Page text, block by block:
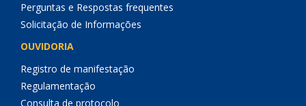
Perguntas e Respostas frequentes
Solicitação de Informações
OUVIDORIA
Registro de manifestação
Regulamentação
Consulta de protocolo